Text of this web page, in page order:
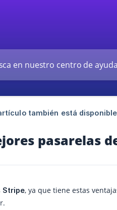
también está
pasarelas
Stripe, ya que tiene estas